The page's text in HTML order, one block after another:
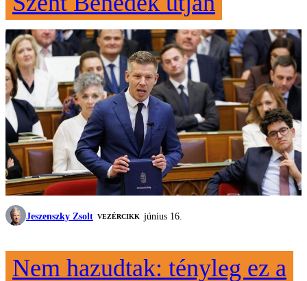
Jeszenszky Zsolt VEZÉRCIKK június 16.
Nem hazudtak: tényleg ez a